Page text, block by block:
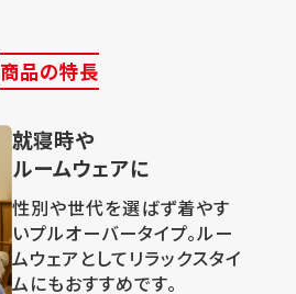
商品の特長
就寝時や
ルームウェアに
性別や世代を選ばず着やす
いプルオーバータイプ。ルー
ムウェアとしてリラックスタイ
ムにもおすすめです。